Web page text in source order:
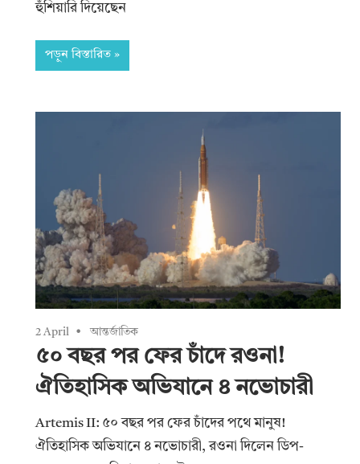
হুঁশিয়ারি দিয়েছেন
পড়ুন বিস্তারিত
2 April আন্তর্জাতিক
৫০ বছর পর ফের চাঁদে রওনা!
ঐতিহাসিক অভিযানে ৪ নভোচারী
Artemis II: ৫০ বছর পর ফের চাঁদের পথে মানুষ!
ঐতিহাসিক অভিযানে ৪ নভোচারী, রওনা দিলেন ডিপ-